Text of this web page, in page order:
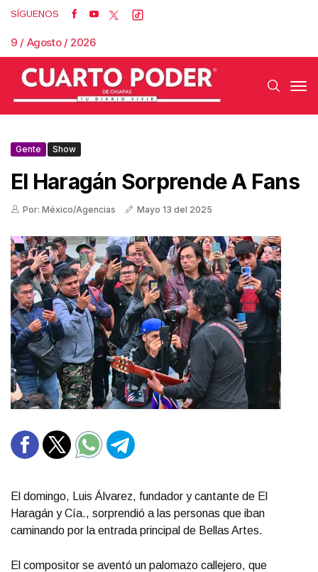
SÍGUENOS
9 / Agosto / 2026
Gente Show
El Haragán Sorprende A Fans
Por: México/Agencias Mayo 13 del 2025
El domingo, Luis Álvarez, fundador y cantante de El
Haragán y Cía., sorprendió a las personas que iban
caminando por la entrada principal de Bellas Artes.
El compositor se aventó un palomazo callejero, que